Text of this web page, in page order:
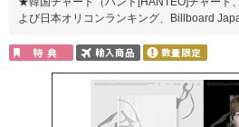
よび日本オリコンランキング、Billboard